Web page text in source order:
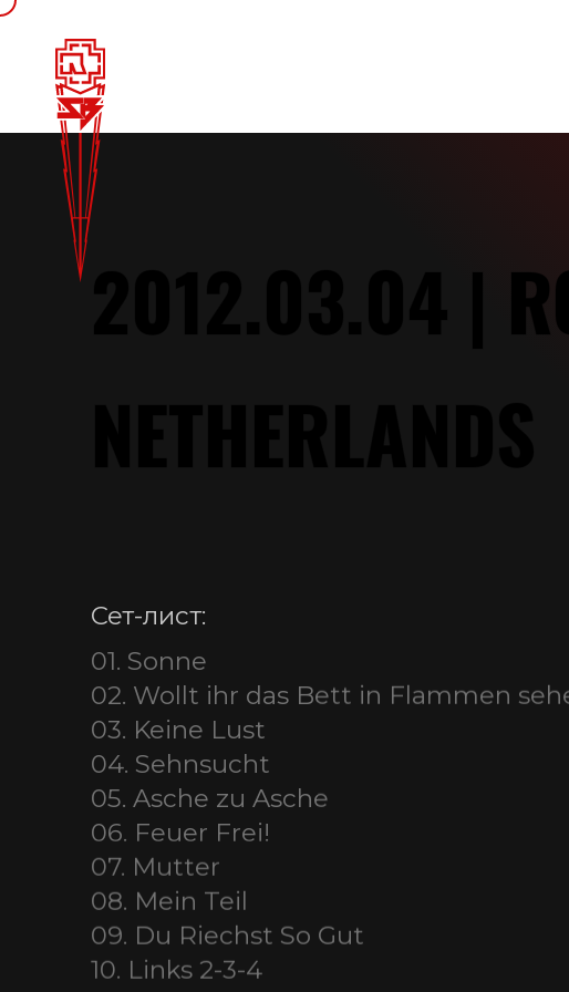
2012.03.04 |
Сет-лист:
01. Sonne
02. Wollt ihr das Bett in Flammen
03. Keine Lust
04. Sehnsucht
05. Asche zu Asche
06. Feuer Frei!
07. Mutter
08. Mein Teil
09. Du Riechst So Gut
10. Links 2-3-4